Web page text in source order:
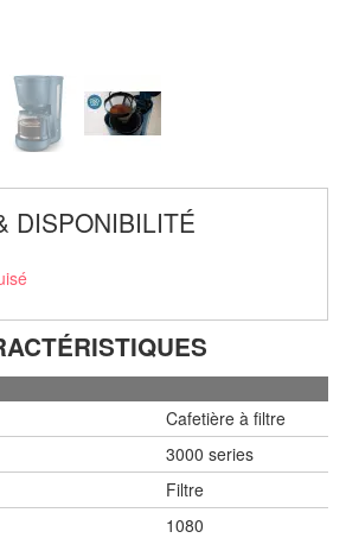
DISPONIBILITÉ
Cafetière à filtre
3000 series
Filtre
1080